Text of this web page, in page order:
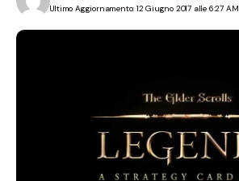
Ultimo Aggiornamento: 12 Giugno 2017 alle 6:27 AM